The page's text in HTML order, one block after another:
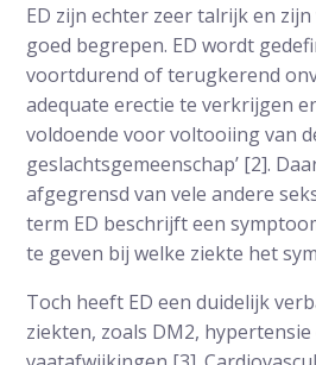
ED zijn echter zeer talrijk en
goed begrepen. ED wordt
voortdurend of terugkerend
adequate erectie te verkrijgen
voldoende voor voltooiing van
geslachtsgemeenschap’ [2].
afgegrensd van vele andere
term ED beschrijft een
te geven bij welke ziekte het
Toch heeft ED een duidelijk
ziekten, zoals DM2,